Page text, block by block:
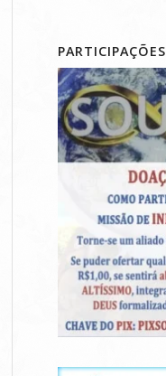
PARTICIPAÇÕES